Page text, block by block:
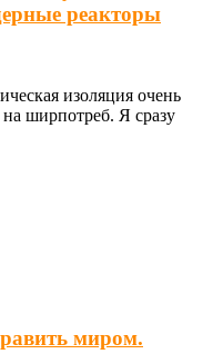
реакторы
изоляция очень
ширпотреб. Я сразу
миром.